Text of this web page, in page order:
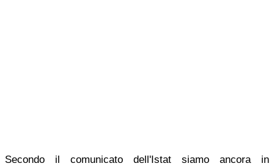
Secondo il comunicato dell'Istat siamo ancora in